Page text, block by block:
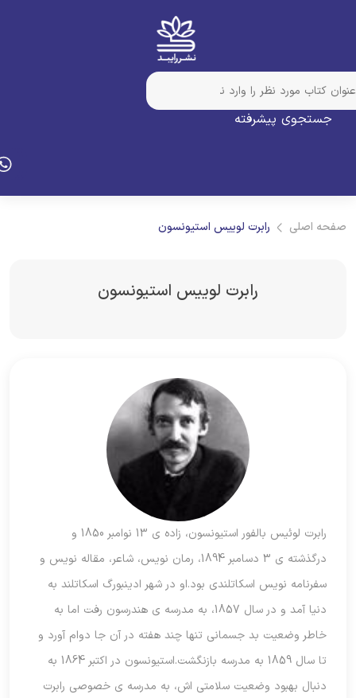
جستجوی پیشرفته
اصلی رابرت لوییس استیونسون
رابرت لوییس استیونسون
رابرت لوئیس بالفور استیونسون، زاده ی 13 نوامبر 1850 و
درگذشته ی 3 دسامبر 1894، رمان نویس، شاعر، مقاله نویس و
سفرنامه نویس اسکاتلندی بود.او در شهر ادینبورگ اسکاتلند به
دنیا آمد و در سال 1857، به مدرسه ی هندرسون رفت اما به
خاطر وضعیت بد جسمانی تنها چند هفته در آن جا دوام آورد و
تا سال 1859 به مدرسه بازنگشت.استیونسون در اکتبر 1864 به
دنبال بهبود وضعیت سلامتی اش، به مدرسه ی خصوصی رابرت